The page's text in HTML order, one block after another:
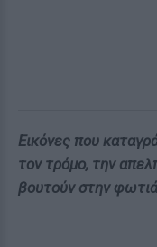
Eικόνες που
τον τρόμο, την
βουτούν στην